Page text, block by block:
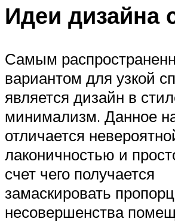
Идеи дизайна
Самым
вариантом для узкой
является дизайн в
минимализм. Данное
отличается
лаконичностью и
счет чего получается
замаскировать
несовершенства